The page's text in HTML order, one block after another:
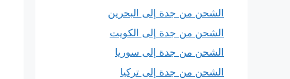
الشحن من جدة إلى البحرين
الشحن من جدة إلى الكويت
الشحن من جدة إلى سوريا
الشحن من جدة إلى تركيا